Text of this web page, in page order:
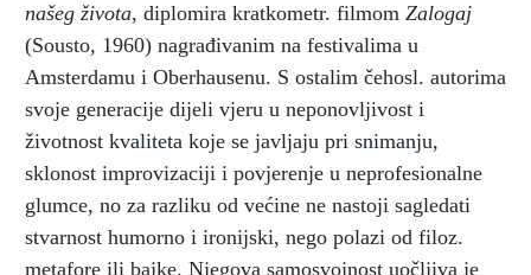
našeg života, diplomira kratkometr. filmom Zalogaj
(Sousto, 1960) nagrađivanim na festivalima u
Amsterdamu i Oberhausenu. S ostalim čehosl. autorima
svoje generacije dijeli vjeru u neponovljivost i
životnost kvaliteta koje se javljaju pri snimanju,
sklonost improvizaciji i povjerenje u neprofesionalne
glumce, no za razliku od većine ne nastoji sagledati
stvarnost humorno i ironijski, nego polazi od filoz.
metafore ili bajke. Njegova samosvojnost uočljiva je